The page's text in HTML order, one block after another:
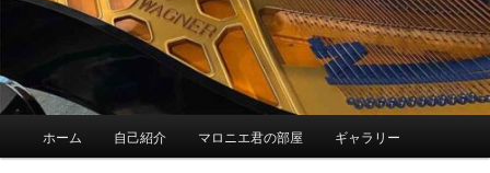
ホーム 自己紹介 マロニエ君の部屋 ギャラリー